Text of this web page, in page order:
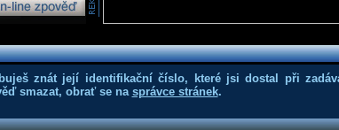
znát její identifikační číslo, které jsi dostal při
smazat, obrať se na správce stránek.